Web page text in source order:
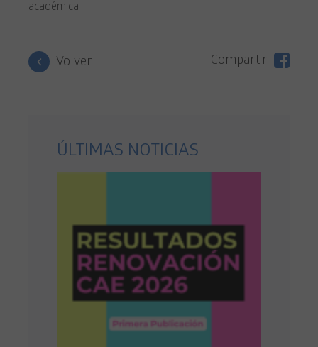
académica
Volver Compartir
ÚLTIMAS NOTICIAS